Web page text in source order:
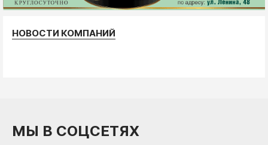
НОВОСТИ КОМПАНИЙ
МЫ В СОЦСЕТЯХ